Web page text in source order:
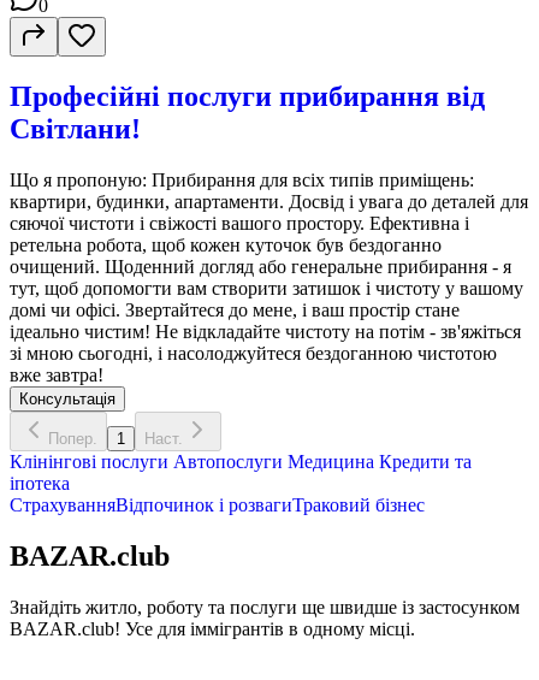
0
Професійні послуги прибирання від
Світлани!
Що я пропоную: Прибирання для всіх типів приміщень:
квартири, будинки, апартаменти. Досвід і увага до деталей для
сяючої чистоти і свіжості вашого простору. Ефективна і
ретельна робота, щоб кожен куточок був бездоганно
очищений. Щоденний догляд або генеральне прибирання - я
тут, щоб допомогти вам створити затишок і чистоту у вашому
домі чи офісі. Звертайтеся до мене, і ваш простір стане
ідеально чистим! Не відкладайте чистоту на потім - зв'яжіться
зі мною сьогодні, і насолоджуйтеся бездоганною чистотою
вже завтра!
Консультація
Попер. 1 Наст.
Клінінгові послуги Автопослуги Медицина Кредити та
іпотека
СтрахуванняВідпочинок і розвагиТраковий бізнес
BAZAR.club
Знайдіть житло, роботу та послуги ще швидше із застосунком
BAZAR.club! Усе для іммігрантів в одному місці.